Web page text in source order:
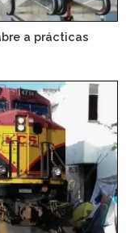
a prácticas